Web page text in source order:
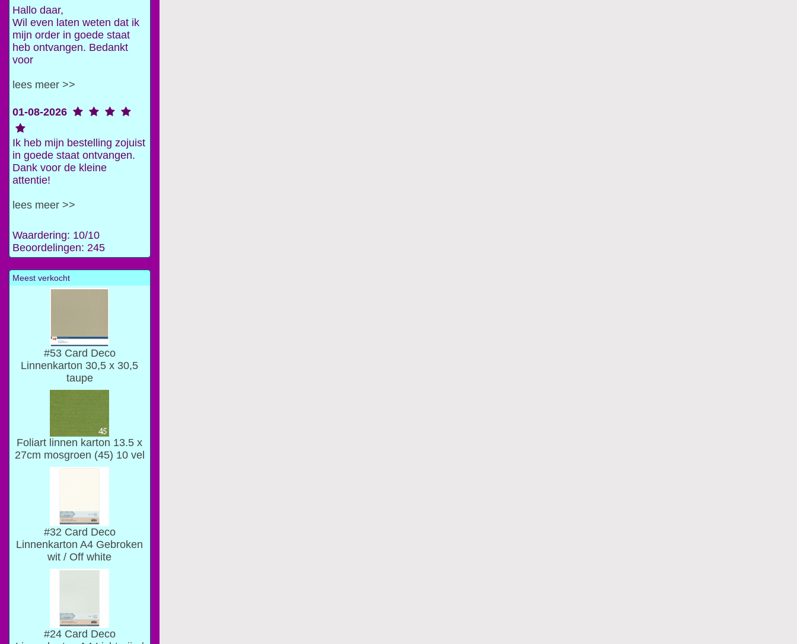
Hallo daar,
Wil even laten weten dat ik
mijn order in goede staat
heb ontvangen. Bedankt
voor
lees meer >>
01-08-2026
Ik heb mijn bestelling zojuist
in goede staat ontvangen.
Dank voor de kleine
attentie!
lees meer >>
Waardering: 10/10
Beoordelingen: 245
Meest verkocht
#53 Card Deco
Linnenkarton 30,5 x 30,5
taupe
Foliart linnen karton 13.5 x
27cm mosgroen (45) 10 vel
#32 Card Deco
Linnenkarton A4 Gebroken
wit / Off white
#24 Card Deco